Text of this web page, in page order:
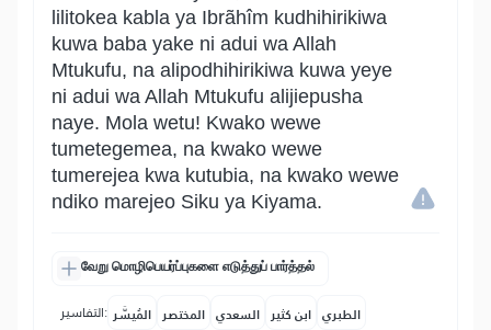
lilitokea kabla ya Ibrãhîm kudhihirikiwa
kuwa baba yake ni adui wa Allah
Mtukufu, na alipodhihirikiwa kuwa yeye
ni adui wa Allah Mtukufu alijiepusha
naye. Mola wetu! Kwako wewe
tumetegemea, na kwako wewe
tumerejea kwa kutubia, na kwako wewe
ndiko marejeo Siku ya Kiyama.
வேறு மொழிபெயர்ப்புகளை எடுத்துப் பார்த்தல்
التفاسير: المُيسَّر المختصر السعدي ابن كثير الطبري